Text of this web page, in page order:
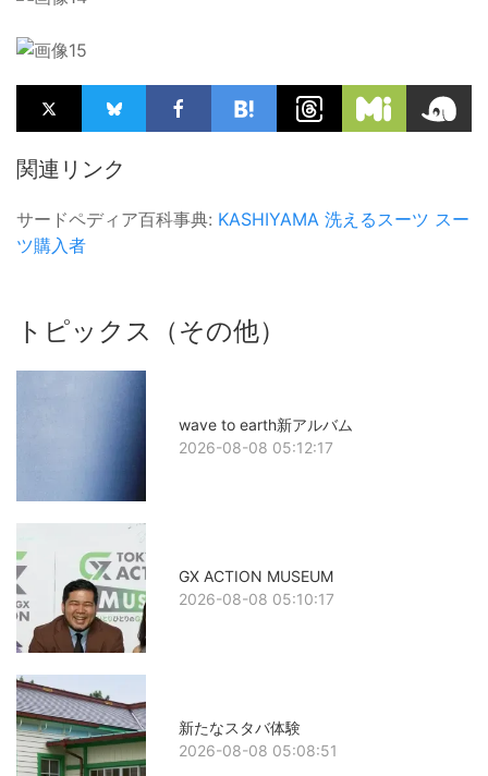
関連リンク
サードペディア百科事典: KASHIYAMA 洗えるスーツ スー
ツ購入者
トピックス（その他）
wave to earth新アルバム
2026-08-08 05:12:17
GX ACTION MUSEUM
2026-08-08 05:10:17
新たなスタバ体験
2026-08-08 05:08:51